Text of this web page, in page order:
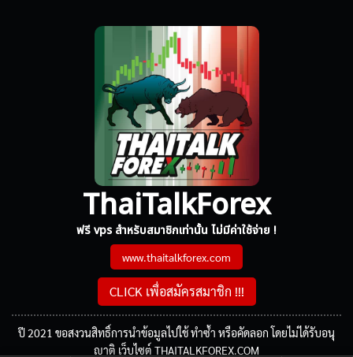
ThaiTalkForex
ฟรี vps สำหรับสมาชิกเท่านั้น ไม่มีค่าใช้จ่าย !
www.thaitalkforex.com
CLICK เพื่อสมัครสมาชิก !!!
ปี 2021 ขอสงวนสิทธิ์การนำข้อมูลไปใช้ ทำซ้ำ หรือคัดลอก โดยไม่ได้รับอนุ
ญาติ เว็บไซต์ THAITALKFOREX.COM